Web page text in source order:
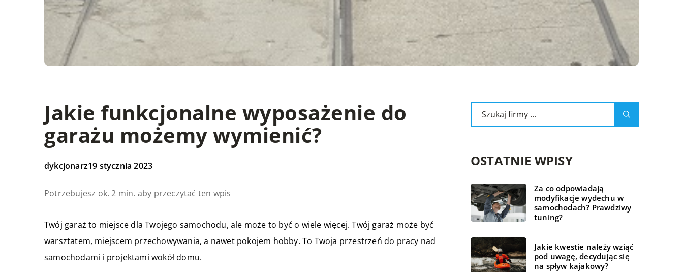
Jakie funkcjonalne wyposażenie do
garażu możemy wymienić?
dykcjonarz19 stycznia 2023
Potrzebujesz ok. 2 min. aby przeczytać ten wpis
Twój garaż to miejsce dla Twojego samochodu, ale może to być o wiele więcej. Twój garaż może być
warsztatem, miejscem przechowywania, a nawet pokojem hobby. To Twoja przestrzeń do pracy nad
samochodami i projektami wokół domu.
OSTATNIE WPISY
Za co odpowiadają
modyfikacje wydechu w
samochodach? Prawdziwy
tuning?
Jakie kwestie należy wziąć
pod uwagę, decydując się
na spływ kajakowy?